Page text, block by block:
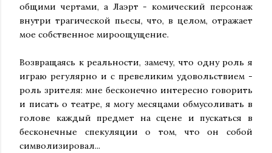
общими чертами, а Лаэрт - комический персонаж
внутри трагической пьесы, что, в целом, отражает
мое собственное мироощущение.
Возвращаясь к реальности, замечу, что одну роль я
играю регулярно и с превеликим удовольствием -
роль зрителя: мне бесконечно интересно говорить
и писать о театре, я могу месяцами обмусоливать в
голове каждый предмет на сцене и пускаться в
бесконечные спекуляции о том, что он собой
символизировал...